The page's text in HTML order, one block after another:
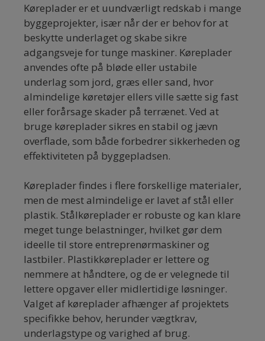
Køreplader er et uundværligt redskab i mange
byggeprojekter, især når der er behov for at
beskytte underlaget og skabe sikre
adgangsveje for tunge maskiner. Køreplader
anvendes ofte på bløde eller ustabile
underlag som jord, græs eller sand, hvor
almindelige køretøjer ellers ville sætte sig fast
eller forårsage skader på terrænet. Ved at
bruge køreplader sikres en stabil og jævn
overflade, som både forbedrer sikkerheden og
effektiviteten på byggepladsen.
Køreplader findes i flere forskellige materialer,
men de mest almindelige er lavet af stål eller
plastik. Stålkøreplader er robuste og kan klare
meget tunge belastninger, hvilket gør dem
ideelle til store entreprenørmaskiner og
lastbiler. Plastikkøreplader er lettere og
nemmere at håndtere, og de er velegnede til
lettere opgaver eller midlertidige løsninger.
Valget af køreplader afhænger af projektets
specifikke behov, herunder vægtkrav,
underlagstype og varighed af brug.